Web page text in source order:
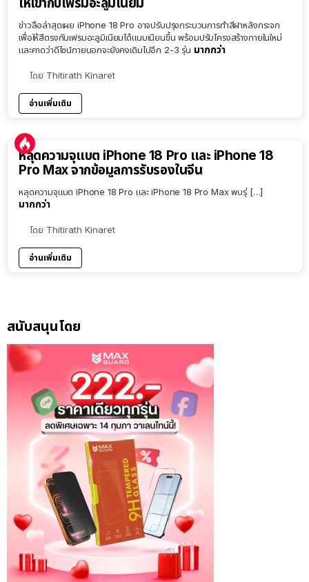
ให้เข้ากับเฟรมอะลูมิเนียม
ข่าวลือล่าสุดเผย iPhone 18 Pro อาจปรับปรุงกระบวนการทำสีฝาหลังกระจก
เพื่อให้สีตรงกับเฟรมอะลูมิเนียมได้แนบเนียนขึ้น พร้อมปรับโครงสร้างภายในใหม่
และคาดว่าดีไซน์ภายนอกจะยังคงเดิมไปอีก 2-3 รุ่น มากกว่า
โดย Thitirath Kinaret
อ่านเพิ่มเติม
หลุดความจุแบต iPhone 18 Pro และ iPhone 18
Pro Max จากข้อมูลการรับรองในจีน
หลุดความจุแบต iPhone 18 Pro และ iPhone 18 Pro Max พบรุ่ […]
มากกว่า
โดย Thitirath Kinaret
อ่านเพิ่มเติม
สนับสนุนโดย